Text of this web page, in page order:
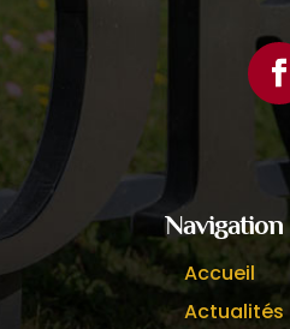
Navigation
Accueil
Actualités